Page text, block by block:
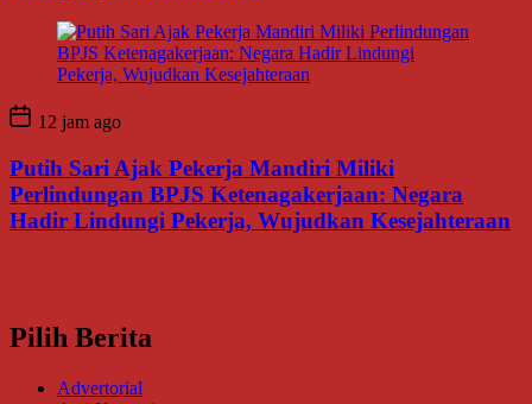
12 jam ago
Putih Sari Ajak Pekerja Mandiri Miliki
Perlindungan BPJS Ketenagakerjaan: Negara
Hadir Lindungi Pekerja, Wujudkan Kesejahteraan
Pilih Berita
Advertorial